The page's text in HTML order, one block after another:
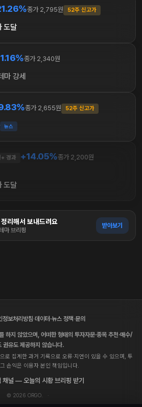
종가 2,795원 52주 신고가
도달
종가 2,340원
마 강세
종가 2,655원 52주 신고가
뉴스
+ 경과 +14.05%종가 2,200원
도달
리해서 보내드려요
마 브리핑
받아보기
정보처리방침·데이터·뉴스 정책·문의
하지 않았으며, 어떠한 형태의 투자자문·종목 추천·매수/
권유도 제공하지 않습니다.
로 집계한 과거 기록으로 오류·지연이 있을 수 있으며, 투
손익은 이용자 본인 책임입니다.
채널 — 오늘의 시황 브리핑 받기
© 2026 ORGO. ·